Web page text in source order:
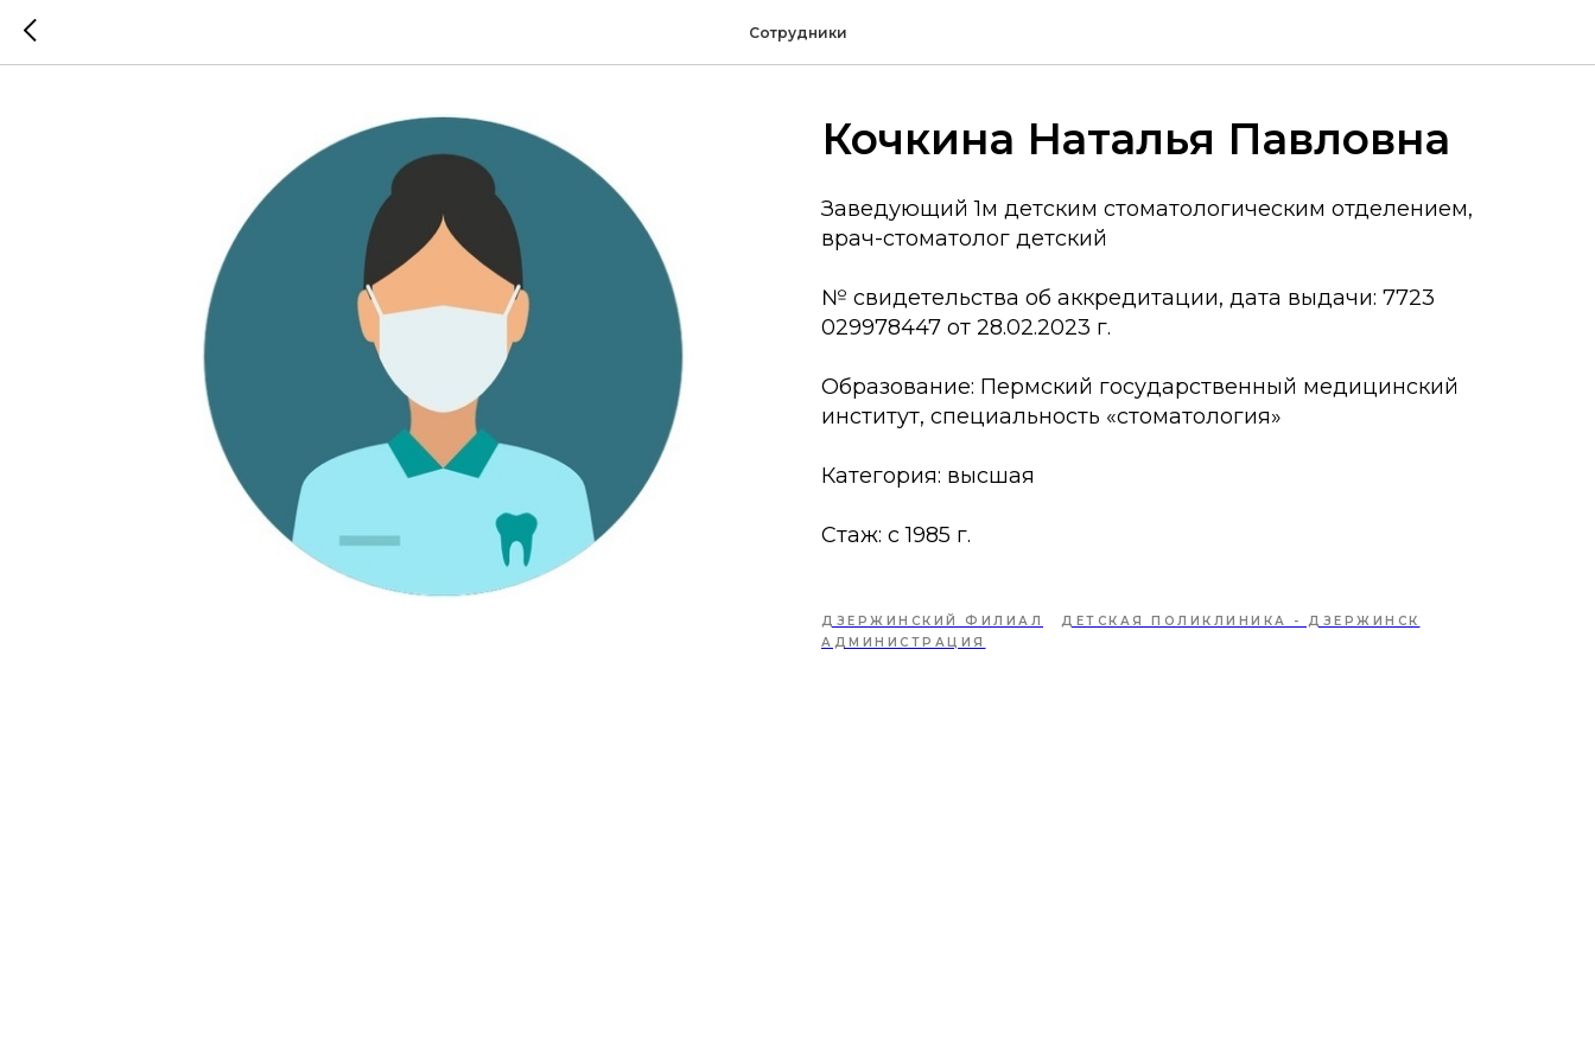
Сотрудники
Кочкина Наталья Павловна
Заведующий 1м детским стоматологическим отделением,
врач-стоматолог детский
№ свидетельства об аккредитации, дата выдачи: 7723
029978447 от 28.02.2023 г.
Образование: Пермский государственный медицинский
институт, специальность «стоматология»
Категория: высшая
Стаж: с 1985 г.
ДЗЕРЖИНСКИЙ ФИЛИАЛ
ДЕТСКАЯ ПОЛИКЛИНИКА - ДЗЕРЖИНСК
АДМИНИСТРАЦИЯ